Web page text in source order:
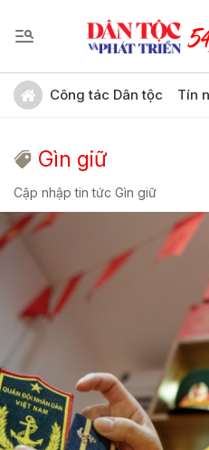
Công tác Dân tộc Tín
Gìn giữ
Cập nhập tin tức Gìn giữ